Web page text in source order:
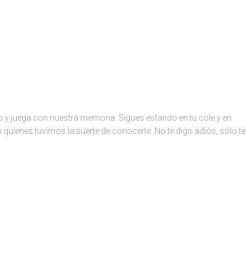
juega con nuestra memoria. Sigues estando en tu cole y en
tuvimos la suerte de conocerte. No te digo adiós, sólo te